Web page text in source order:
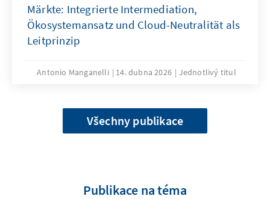
Märkte: Integrierte Intermediation,
Ökosystemansatz und Cloud-Neutralität als
Leitprinzip
Antonio Manganelli 14. dubna 2026 Jednotlivý titul
Všechny publikace
Publikace na téma